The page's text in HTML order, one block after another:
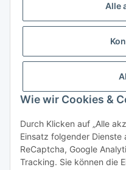
Alle
Wie wir Cookies &
Durch Klicken auf „Alle
Einsatz folgender Dienste
ReCaptcha, Google
Tracking. Sie können die
Versand